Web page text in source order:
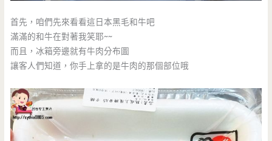
首先，咱們先來看看這日本黑毛和牛吧
滿滿的和牛在對著我笑耶~~
而且，冰箱旁邊就有牛肉分布圖
讓客人們知道，你手上拿的是牛肉的那個部位哦